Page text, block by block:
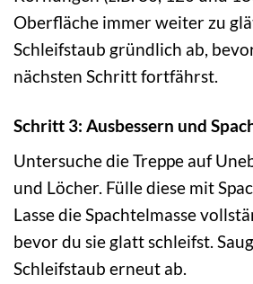
Oberfläche immer weiter zu
Schleifstaub gründlich ab,
nächsten Schritt fortfährst.
Schritt 3: Ausbessern und
Untersuche die Treppe auf
und Löcher. Fülle diese mit
Lasse die Spachtelmasse
bevor du sie glatt schleifst.
Schleifstaub erneut ab.